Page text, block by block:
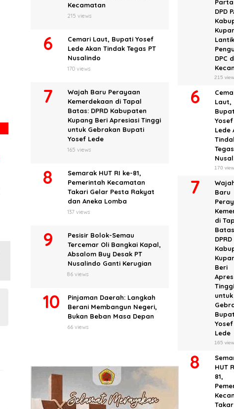
DPD
DPC
215
Laut,
Yosef
Lede
170
Baru
di
DPRD
Beri
untuk
Yosef
Lede
165
HUT
81,
Kecamatan
215 views
Cemari Laut, Bupati Yosef
Lede Akan Tindak Tegas PT
Nusalindo
170 views
Wajah Baru Perayaan
Kemerdekaan di Tapal
Batas: DPRD Kabupaten
Kupang Beri Apresiasi Tinggi
untuk Gebrakan Bupati
Yosef Lede
165 views
Semarak HUT RI ke-81,
Pemerintah Kecamatan
Takari Gelar Pesta Rakyat
dan Aneka Lomba
137 views
Pesisir Bolok-Semau
Tercemar Oli Bangkai Kapal,
Absalom Buy Desak PT
Nusalindo Ganti Kerugian
86 views
Pinjaman Daerah: Langkah
Berani Membangun Negeri,
Bukan Beban Masa Depan
66 views